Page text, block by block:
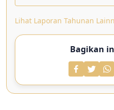
Lihat Laporan Tahunan
Bagikan